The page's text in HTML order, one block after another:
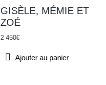
GISÈLE, MÉMIE ET
ZOÉ
2 450€
Ajouter au panier